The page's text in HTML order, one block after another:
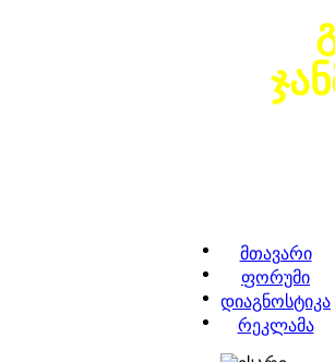
მთავარი
ფორუმი
დიაგნოსტიკა
რეკლამა